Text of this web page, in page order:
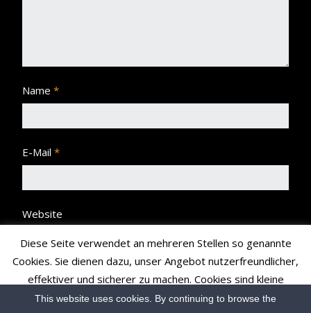
Name *
E-Mail *
Website
This website uses cookies. By continuing to browse the
Diese Seite verwendet an mehreren Stellen so genannte
Cookies. Sie dienen dazu, unser Angebot nutzerfreundlicher,
effektiver und sicherer zu machen. Cookies sind kleine
Textdateien, die Ihr Browser speichert und richten auf Ihrem